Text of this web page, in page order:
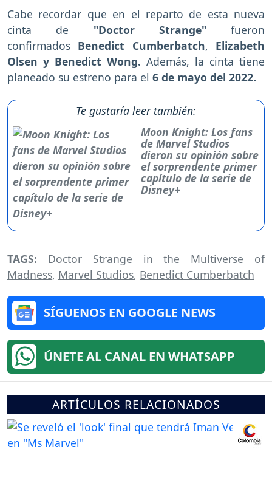
Cabe recordar que en el reparto de esta nueva
cinta de "Doctor Strange" fueron
confirmados Benedict Cumberbatch, Elizabeth
Olsen y Benedict Wong. Además, la cinta tiene
planeado su estreno para el 6 de mayo del 2022.
Te gustaría leer también:
Moon Knight: Los fans
de Marvel Studios
dieron su opinión sobre
el sorprendente primer
capítulo de la serie de
Disney+
TAGS: Doctor Strange in the Multiverse of
Madness, Marvel Studios, Benedict Cumberbatch
SÍGUENOS EN GOOGLE NEWS
ÚNETE AL CANAL EN WHATSAPP
ARTÍCULOS RELACIONADOS